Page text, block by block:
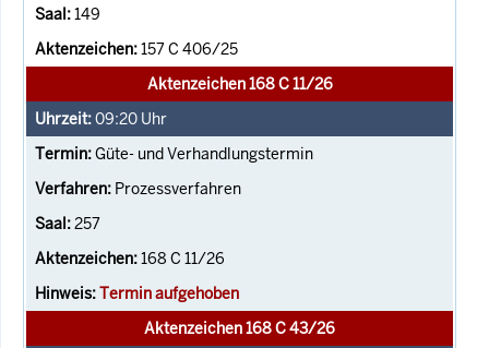
149
157 C 406/25
Aktenzeichen 168 C 11/26
09:20 Uhr
Güte- und Verhandlungstermin
Prozessverfahren
257
168 C 11/26
Termin aufgehoben
Aktenzeichen 168 C 43/26